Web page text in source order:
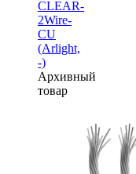
CLEAR-
2Wire-
CU
(Arlight,
-)
Архивный
товар